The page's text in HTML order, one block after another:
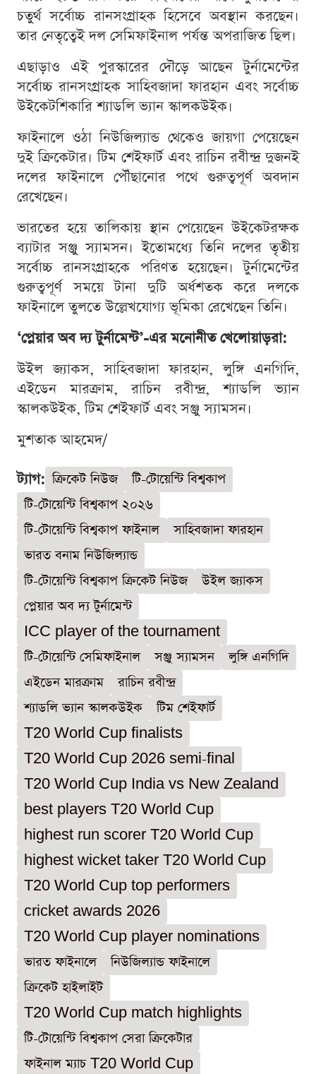
চতুর্থ সর্বোচ্চ রানসংগ্রাহক হিসেবে অবস্থান করছেন।
তার নেতৃত্বেই দল সেমিফাইনাল পর্যন্ত অপরাজিত ছিল।
এছাড়াও এই পুরস্কারের দৌড়ে আছেন টুর্নামেন্টের
সর্বোচ্চ রানসংগ্রাহক সাহিবজাদা ফারহান এবং সর্বোচ্চ
উইকেটশিকারি শ্যাডলি ভ্যান স্কালকউইক।
ফাইনালে ওঠা নিউজিল্যান্ড থেকেও জায়গা পেয়েছেন
দুই ক্রিকেটার। টিম শেইফার্ট এবং রাচিন রবীন্দ্র দুজনই
দলের ফাইনালে পৌঁছানোর পথে গুরুত্বপূর্ণ অবদান
রেখেছেন।
ভারতের হয়ে তালিকায় স্থান পেয়েছেন উইকেটরক্ষক
ব্যাটার সঞ্জু স্যামসন। ইতোমধ্যে তিনি দলের তৃতীয়
সর্বোচ্চ রানসংগ্রাহকে পরিণত হয়েছেন। টুর্নামেন্টের
গুরুত্বপূর্ণ সময়ে টানা দুটি অর্ধশতক করে দলকে
ফাইনালে তুলতে উল্লেখযোগ্য ভূমিকা রেখেছেন তিনি।
‘প্লেয়ার অব দ্য টুর্নামেন্ট’-এর মনোনীত খেলোয়াড়রা:
উইল জ্যাকস, সাহিবজাদা ফারহান, লুঙ্গি এনগিদি,
এইডেন মারক্রাম, রাচিন রবীন্দ্র, শ্যাডলি ভ্যান
স্কালকউইক, টিম শেইফার্ট এবং সঞ্জু স্যামসন।
মুশতাক আহমেদ/
ট্যাগ: ক্রিকেট নিউজ
টি-টোয়েন্টি বিশ্বকাপ
টি-টোয়েন্টি বিশ্বকাপ ২০২৬
টি-টোয়েন্টি বিশ্বকাপ ফাইনাল
সাহিবজাদা ফারহান
ভারত বনাম নিউজিল্যান্ড
টি-টোয়েন্টি বিশ্বকাপ ক্রিকেট নিউজ
উইল জ্যাকস
প্লেয়ার অব দ্য টুর্নামেন্ট
ICC player of the tournament
টি-টোয়েন্টি সেমিফাইনাল
সঞ্জু স্যামসন
লুঙ্গি এনগিদি
এইডেন মারক্রাম
রাচিন রবীন্দ্র
শ্যাডলি ভ্যান স্কালকউইক
টিম শেইফার্ট
T20 World Cup finalists
T20 World Cup 2026 semi-final
T20 World Cup India vs New Zealand
best players T20 World Cup
highest run scorer T20 World Cup
highest wicket taker T20 World Cup
T20 World Cup top performers
cricket awards 2026
T20 World Cup player nominations
ভারত ফাইনালে
নিউজিল্যান্ড ফাইনালে
ক্রিকেট হাইলাইট
T20 World Cup match highlights
টি-টোয়েন্টি বিশ্বকাপ সেরা ক্রিকেটার
ফাইনাল ম্যাচ T20 World Cup